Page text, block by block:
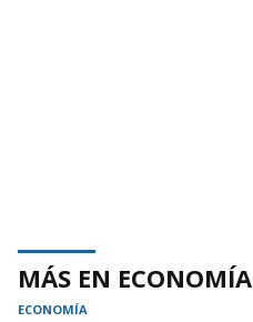
MÁS EN ECONOMÍA
ECONOMÍA